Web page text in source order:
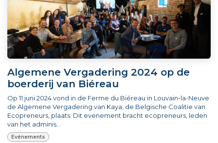
Algemene Vergadering 2024 op de
boerderij van Biéreau
Op 11 juni 2024 vond in de Ferme du Biéreau in Louvain-la-Neuve
de Algemene Vergadering van Kaya, de Belgische Coalitie van
Ecopreneurs, plaats. Dit evenement bracht ecopreneurs, leden
van het adminis...
Evénements